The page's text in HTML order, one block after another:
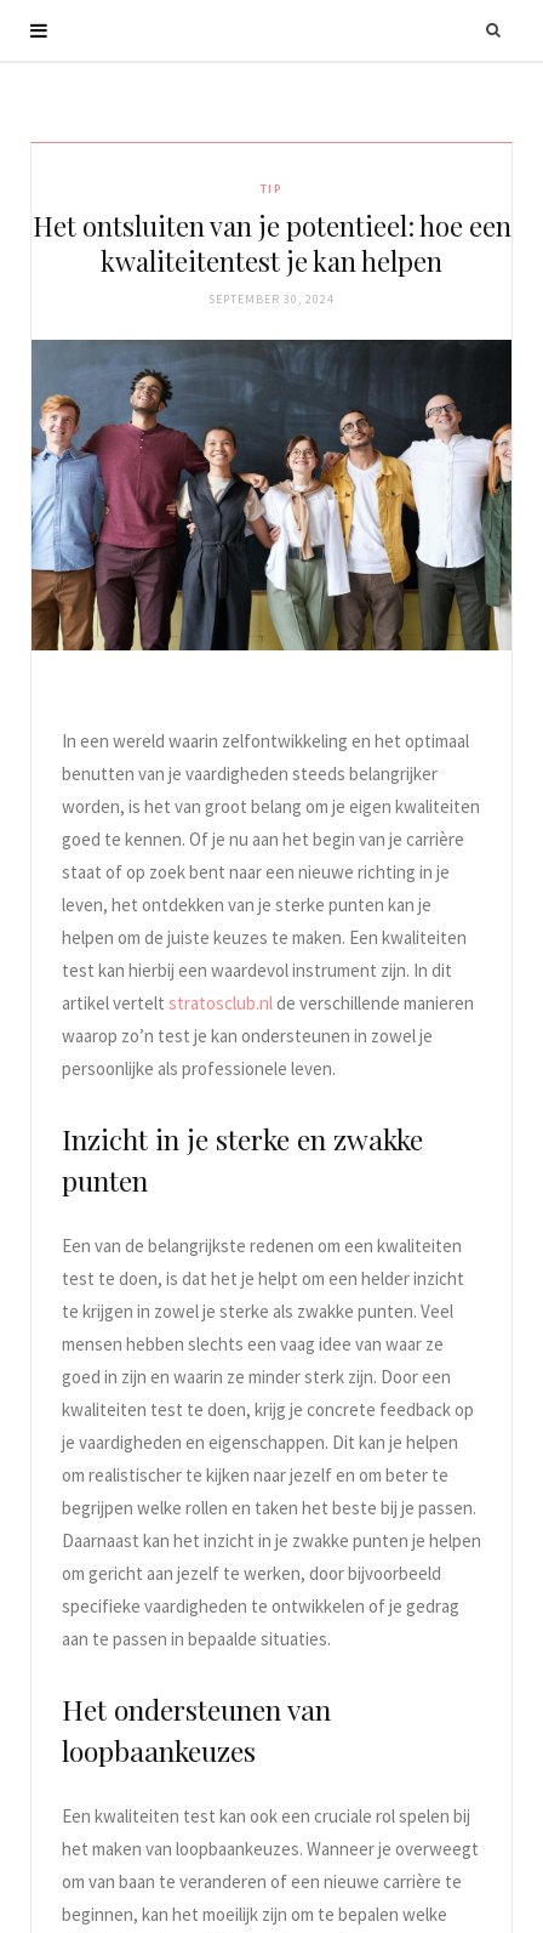
TIP
Het ontsluiten van je potentieel: hoe een
kwaliteitentest je kan helpen
SEPTEMBER 30, 2024
In een wereld waarin zelfontwikkeling en het optimaal
benutten van je vaardigheden steeds belangrijker
worden, is het van groot belang om je eigen kwaliteiten
goed te kennen. Of je nu aan het begin van je carrière
staat of op zoek bent naar een nieuwe richting in je
leven, het ontdekken van je sterke punten kan je
helpen om de juiste keuzes te maken. Een kwaliteiten
test kan hierbij een waardevol instrument zijn. In dit
artikel vertelt stratosclub.nlde verschillende manieren
waarop zo’n test je kan ondersteunen in zowel je
persoonlijke als professionele leven.
Inzicht in je sterke en zwakke
punten
Een van de belangrijkste redenen om een kwaliteiten
test te doen, is dat het je helpt om een helder inzicht
te krijgen in zowel je sterke als zwakke punten. Veel
mensen hebben slechts een vaag idee van waar ze
goed in zijn en waarin ze minder sterk zijn. Door een
kwaliteiten test te doen, krijg je concrete feedback op
je vaardigheden en eigenschappen. Dit kan je helpen
om realistischer te kijken naar jezelf en om beter te
begrijpen welke rollen en taken het beste bij je passen.
Daarnaast kan het inzicht in je zwakke punten je helpen
om gericht aan jezelf te werken, door bijvoorbeeld
specifieke vaardigheden te ontwikkelen of je gedrag
aan te passen in bepaalde situaties.
Het ondersteunen van
loopbaankeuzes
Een kwaliteiten test kan ook een cruciale rol spelen bij
het maken van loopbaankeuzes. Wanneer je overweegt
om van baan te veranderen of een nieuwe carrière te
beginnen, kan het moeilijk zijn om te bepalen welke